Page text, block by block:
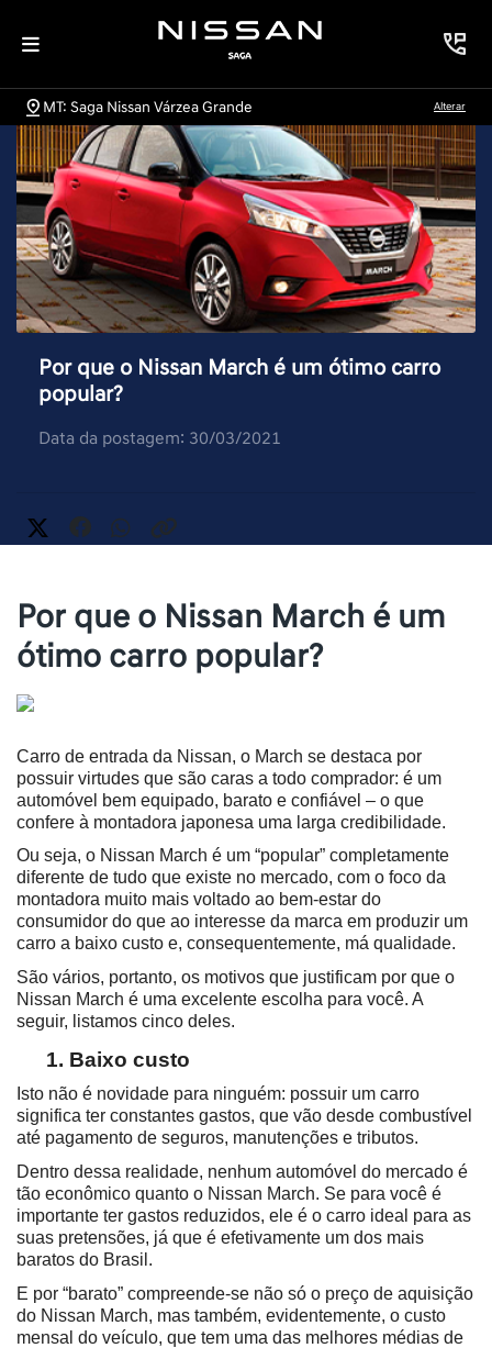
MT: Saga Nissan Várzea Grande Alterar
Por que o Nissan March é um ótimo carro
popular?
Data da postagem: 30/03/2021
Por que o Nissan March é um
ótimo carro popular?
Carro de entrada da Nissan, o March se destaca por
possuir virtudes que são caras a todo comprador: é um
automóvel bem equipado, barato e confiável – o que
confere à montadora japonesa uma larga credibilidade.
Ou seja, o Nissan March é um “popular” completamente
diferente de tudo que existe no mercado, com o foco da
montadora muito mais voltado ao bem-estar do
consumidor do que ao interesse da marca em produzir um
carro a baixo custo e, consequentemente, má qualidade.
São vários, portanto, os motivos que justificam por que o
Nissan March é uma excelente escolha para você. A
seguir, listamos cinco deles.
Baixo custo
Isto não é novidade para ninguém: possuir um carro
significa ter constantes gastos, que vão desde combustível
até pagamento de seguros, manutenções e tributos.
Dentro dessa realidade, nenhum automóvel do mercado é
tão econômico quanto o Nissan March. Se para você é
importante ter gastos reduzidos, ele é o carro ideal para as
suas pretensões, já que é efetivamente um dos mais
baratos do Brasil.
E por “barato” compreende-se não só o preço de aquisição
do Nissan March, mas também, evidentemente, o custo
mensal do veículo, que tem uma das melhores médias de